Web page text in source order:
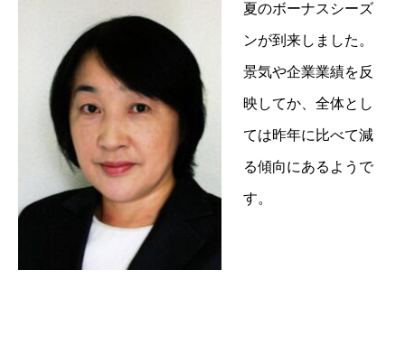
夏のボーナスシーズ
ンが到来しました。
景気や企業業績を反
映してか、全体とし
ては昨年に比べて減
る傾向にあるようで
す。